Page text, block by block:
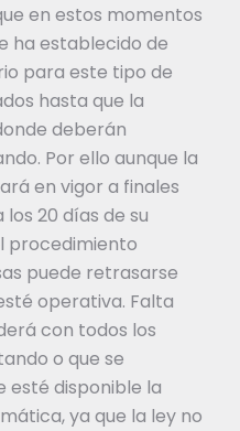
en estos momentos
ha establecido de
para este tipo de
hasta que la
deberán
Por ello aunque la
en vigor a finales
20 días de su
procedimiento
puede retrasarse
operativa. Falta
con todos los
o que se
esté disponible la
ya que la ley no